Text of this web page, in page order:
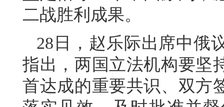
二战胜利成果。
28日，赵乐际出席中俄
指出，两国立法机构要坚
首达成的重要共识、双方